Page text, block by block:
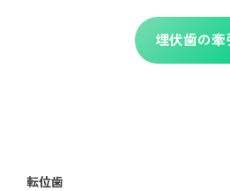
埋伏歯の牽
転位歯